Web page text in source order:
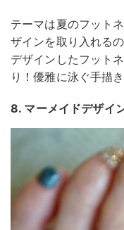
テーマは夏のフット
ザインを取り入れる
デザインしたフット
り！優雅に泳ぐ手描
8. マーメイドデザイ